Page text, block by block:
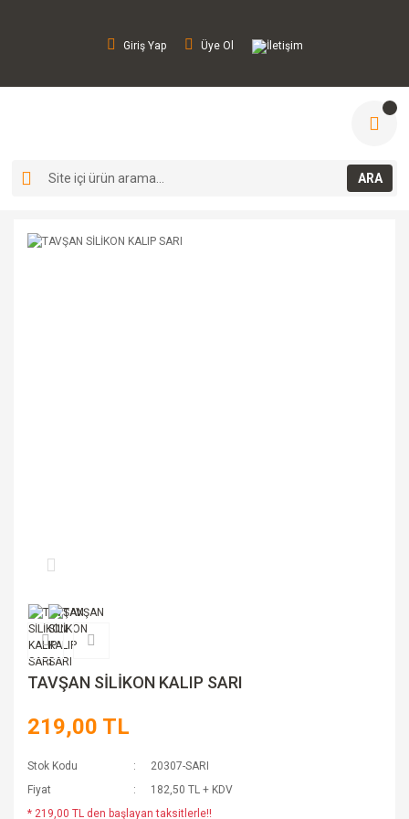
Giriş Yap Üye Ol İletişim
ARA
TAVŞAN SİLİKON KALIP SARI
219,00 TL
Stok Kodu
20307-SARI
Fiyat
182,50 TL + KDV
* 219,00 TL den başlayan taksitlerle!!